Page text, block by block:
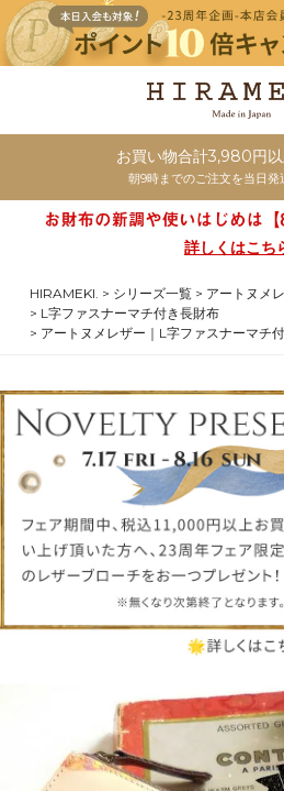
お買い物合計3,980円
朝9時までのご注文を当日発
詳しくはこち
HIRAMEKI. シリーズ一覧
アートヌメ
L字ファスナーマチ付き長財布
アートヌメレザー｜L字ファスナーマチ